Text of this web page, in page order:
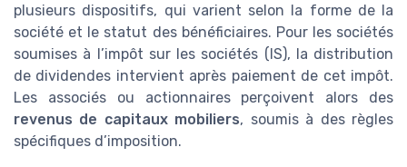
plusieurs dispositifs, qui varient selon la forme de la
société et le statut des bénéficiaires. Pour les sociétés
soumises à l’impôt sur les sociétés (IS), la distribution
de dividendes intervient après paiement de cet impôt.
Les associés ou actionnaires perçoivent alors des
revenus de capitaux mobiliers, soumis à des règles
spécifiques d’imposition.